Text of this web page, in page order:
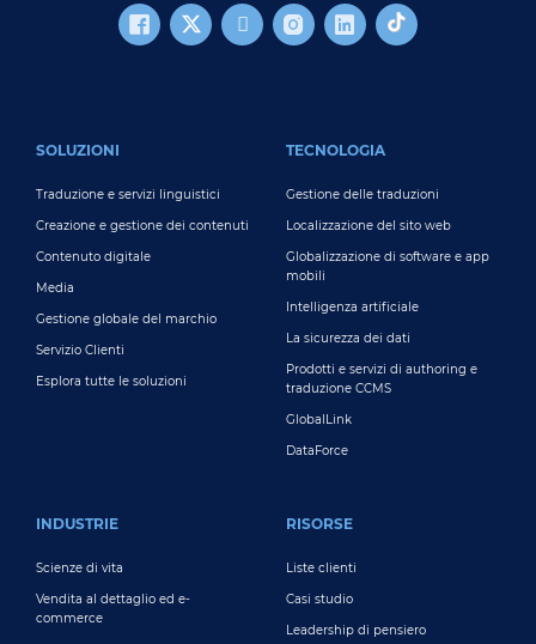
SOLUZIONI
Traduzione e servizi linguistici
Creazione e gestione dei contenuti
Contenuto digitale
Media
Gestione globale del marchio
Servizio Clienti
Esplora tutte le soluzioni
TECNOLOGIA
Gestione delle traduzioni
Localizzazione del sito web
Globalizzazione di software e app
mobili
Intelligenza artificiale
La sicurezza dei dati
Prodotti e servizi di authoring e
traduzione CCMS
GlobalLink
DataForce
INDUSTRIE
Scienze di vita
Vendita al dettaglio ed e-
commerce
RISORSE
Liste clienti
Casi studio
Leadership di pensiero